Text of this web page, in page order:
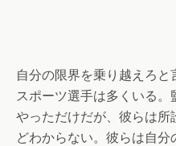
自分の限界を乗り越えろと
スポーツ選手は多くいる
やっただけだが、彼らは
どわからない。彼らは自分